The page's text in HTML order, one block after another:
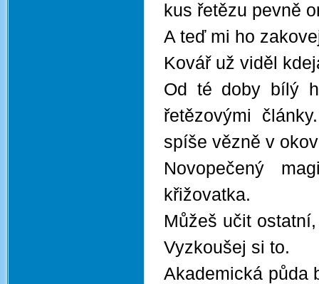
kus řetězu pevně
A teď mi ho
Kovář už viděl
Od té doby bílý
řetězovými
spíše vězně v
Novopečený
křižovatka.
Můžeš učit
Vyzkoušej si to.
Akademická půda